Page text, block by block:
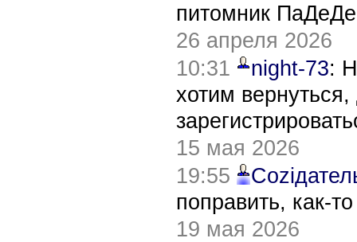
питомник
26 апреля 2026
10:31
night-73:
хотим
15 мая 2026
19:55
поправить, как-
19 мая 2026